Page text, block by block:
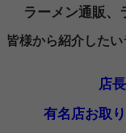
ラーメン通販、
皆様から紹介した
店
有名店お取